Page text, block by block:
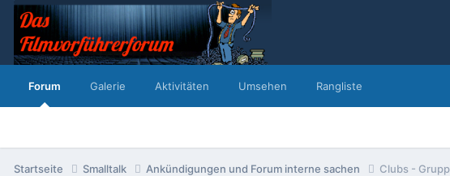
Forum Galerie Aktivitäten Umsehen Rangliste
Startseite Smalltalk Ankündigungen und Forum interne sachen Clubs -